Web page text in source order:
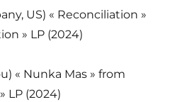
US) « Reconciliation »
» LP (2024)
« Nunka Mas » from
LP (2024)